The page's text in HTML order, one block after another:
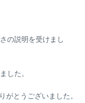
の説明を受けまし
した。
とうございました。